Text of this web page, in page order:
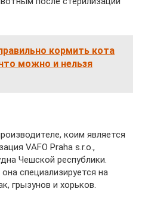
кормить кота
можно и нельзя
коим является
VAFO Praha s.r.o.,
Чешской республики.
специализируется на
грызунов и хорьков.